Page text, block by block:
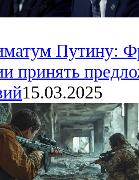
Путину:
принять
15.03.2025